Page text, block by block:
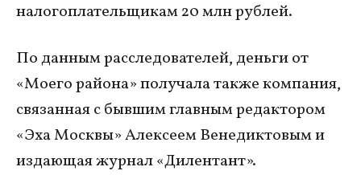
налогоплательщикам 20 млн рублей.
По данным расследователей, деньги от
«Моего района» получала также компания,
связанная с бывшим главным редактором
«Эха Москвы» Алексеем Венедиктовым и
издающая журнал «Дилентант».